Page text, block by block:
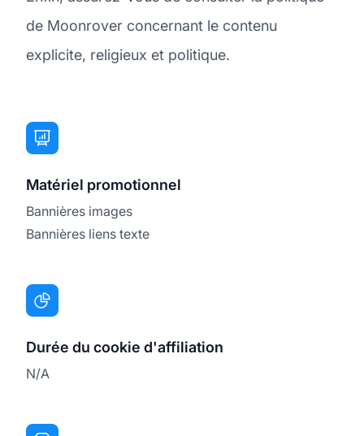
de Moonrover concernant le contenu
explicite, religieux et politique.
Matériel promotionnel
Bannières images
Bannières liens texte
Durée du cookie d'affiliation
N/A